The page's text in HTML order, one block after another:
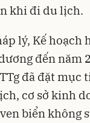
khi đi du lịch.
lý, Kế hoạch
đến năm
đã đặt mục
cơ sở kinh
biển không